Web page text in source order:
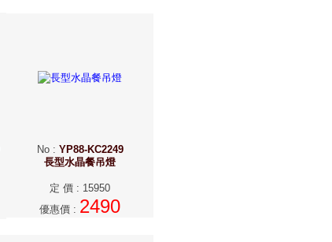
No: YP88-KC2249
長型水晶餐吊燈
定 價 : 15950
優惠價 : 2490